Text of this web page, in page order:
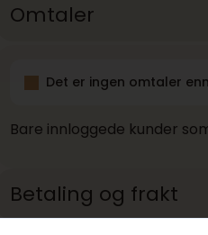
Omtaler
Det er ingen omtaler
Bare innloggede kunder
Betaling og frakt